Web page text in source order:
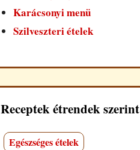
Karácsonyi menü
Szilveszteri ételek
Receptek étrendek szerint
Egészséges ételek